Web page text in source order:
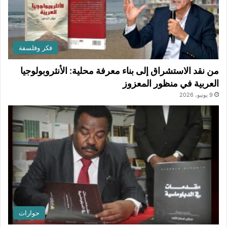
فكر وفلسفة
من نقد الاستشراق إلى بناء معرفة محلية: الأنثروبولوجيا
العربية في منظور المعزوز
9 يونيو، 2026
حوارات